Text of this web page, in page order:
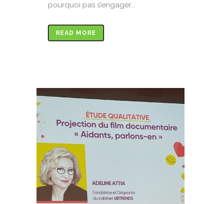
pourquoi pas s’engager...
READ MORE